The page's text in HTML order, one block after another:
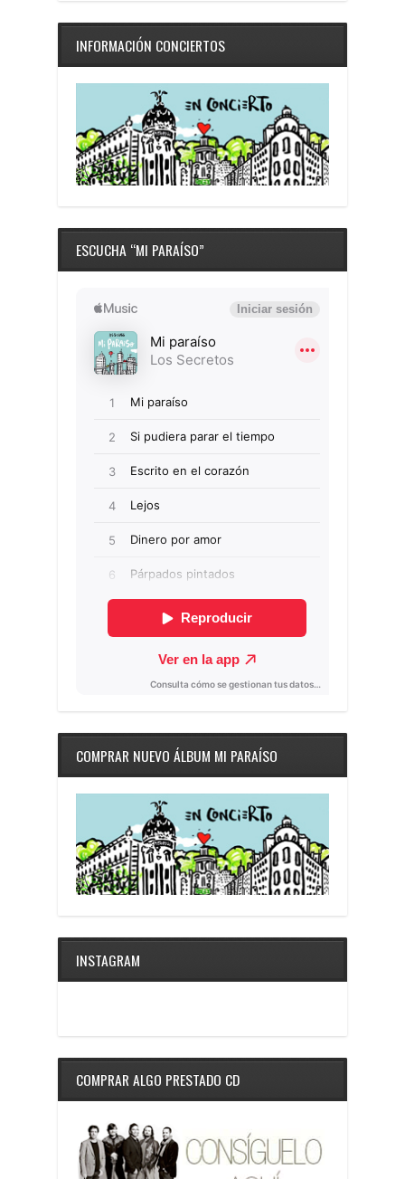
INFORMACIÓN CONCIERTOS
ESCUCHA “MI PARAÍSO”
COMPRAR NUEVO ÁLBUM MI PARAÍSO
INSTAGRAM
COMPRAR ALGO PRESTADO CD